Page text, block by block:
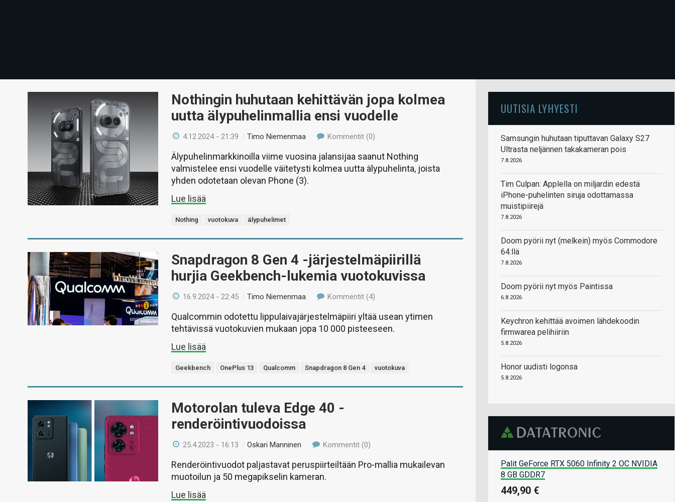
Nothingin huhutaan kehittävän jopa kolmea
uutta älypuhelinmallia ensi vuodelle
4.12.2024 - 21:39 /Timo Niemenmaa Kommentit (0)
Älypuhelinmarkkinoilla viime vuosina jalansijaa saanut Nothing
valmistelee ensi vuodelle väitetysti kolmea uutta älypuhelinta, joista
yhden odotetaan olevan Phone (3).
Lue lisää
Nothing vuotokuva älypuhelimet
Snapdragon 8 Gen 4 -järjestelmäpiirillä
hurjia Geekbench-lukemia vuotokuvissa
16.9.2024 - 22:45 /Timo Niemenmaa Kommentit (4)
Qualcommin odotettu lippulaivajärjestelmäpiiri yltää usean ytimen
tehtävissä vuotokuvien mukaan jopa 10 000 pisteeseen.
Lue lisää
Geekbench OnePlus 13 Qualcomm Snapdragon 8 Gen 4 vuotokuva
Motorolan tuleva Edge 40 -
renderöintivuodoissa
25.4.2023 - 16:13 /Oskari Manninen Kommentit (0)
Renderöintivuodot paljastavat peruspiirteiltään Pro-mallia mukailevan
muotoilun ja 50 megapikselin kameran.
Lue lisää
UUTISIA LYHYESTI
Samsungin huhutaan tiputtavan Galaxy S27
Ultrasta neljännen takakameran pois
7.8.2026
Tim Culpan: Applella on miljardin edestä
iPhone-puhelinten siruja odottamassa
muistipiirejä
7.8.2026
Doom pyörii nyt (melkein) myös Commodore
64:llä
7.8.2026
Doom pyörii nyt myös Paintissa
6.8.2026
Keychron kehittää avoimen lähdekoodin
firmwarea pelihiiriin
5.8.2026
Honor uudisti logonsa
5.8.2026
Palit GeForce RTX 5060 Infinity 2 OC NVIDIA
8 GB GDDR7
449,90 €